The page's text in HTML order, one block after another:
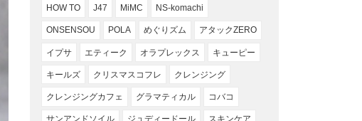
HOW TO J47 MiMC NS-komachi
ONSENSOU POLA めぐりズム アタックZERO
イプサ エティーク オラプレックス キューピー
キールズ クリスマスコフレ クレンジング
クレンジングカフェ グラマティカル コバコ
サンアンドソイル ジュディードール スキンケア